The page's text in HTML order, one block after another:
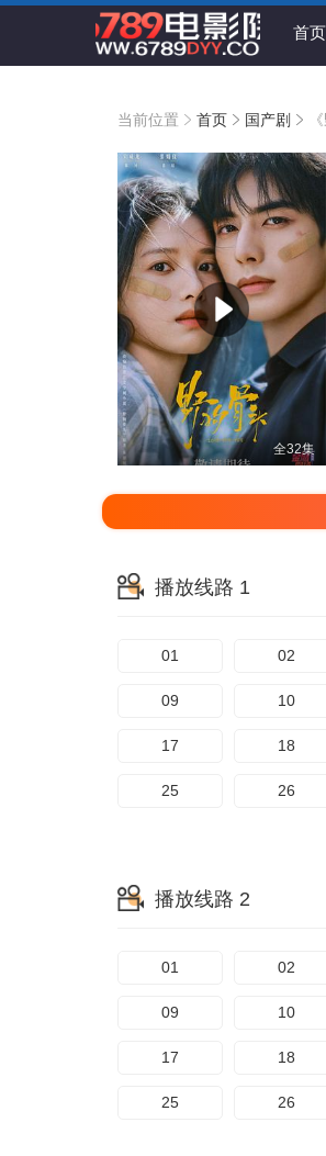
首页
当前位置 首页 国产剧
全32集
播放线路 1
01 02
09 10
17 18
25 26
播放线路 2
01 02
09 10
17 18
25 26